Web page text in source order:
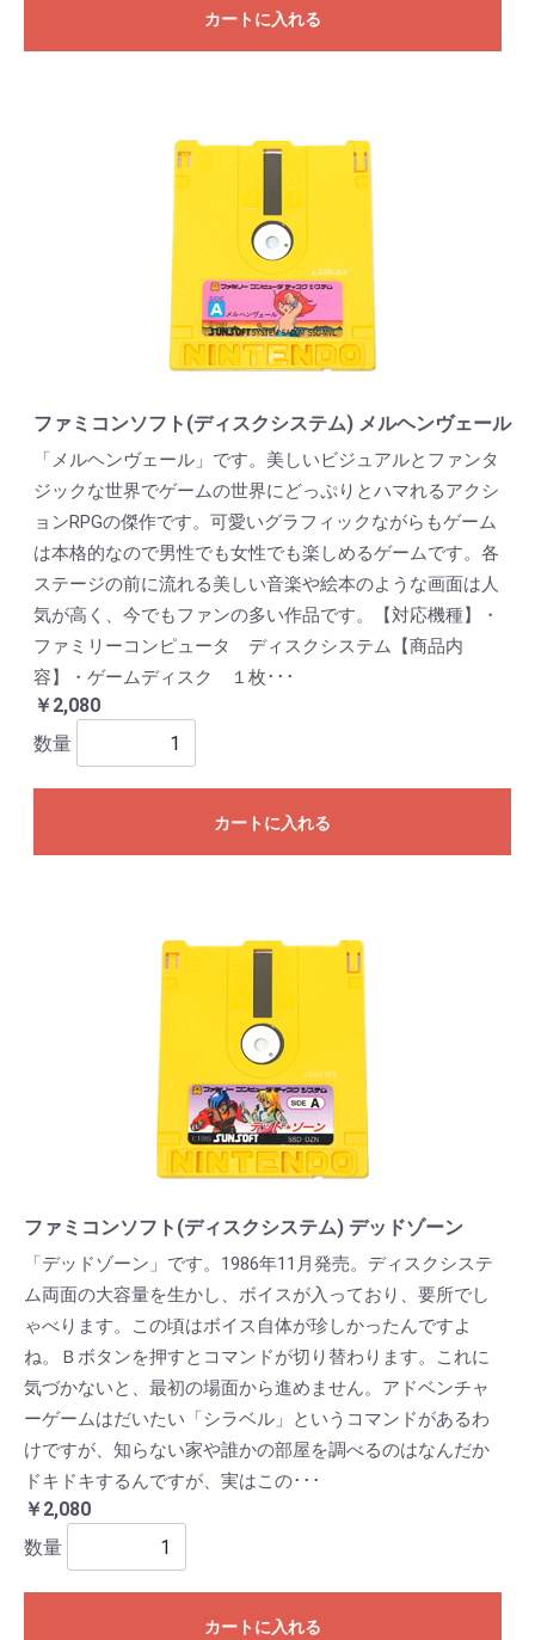
カートに入れる
ファミコンソフト(ディスクシステム) メルヘンヴェール
「メルヘンヴェール」です。美しいビジュアルとファンタ
ジックな世界でゲームの世界にどっぷりとハマれるアクシ
ョンRPGの傑作です。可愛いグラフィックながらもゲーム
は本格的なので男性でも女性でも楽しめるゲームです。各
ステージの前に流れる美しい音楽や絵本のような画面は人
気が高く、今でもファンの多い作品です。【対応機種】・
ファミリーコンピュータ ディスクシステム【商品内
容】・ゲームディスク １枚･･･
￥2,080
数量
カートに入れる
ファミコンソフト(ディスクシステム) デッドゾーン
「デッドゾーン」です。1986年11月発売。ディスクシステ
ム両面の大容量を生かし、ボイスが入っており、要所でし
ゃべります。この頃はボイス自体が珍しかったんですよ
ね。Ｂボタンを押すとコマンドが切り替わります。これに
気づかないと、最初の場面から進めません。アドベンチャ
ーゲームはだいたい「シラベル」というコマンドがあるわ
けですが、知らない家や誰かの部屋を調べるのはなんだか
ドキドキするんですが、実はこの･･･
￥2,080
数量
カートに入れる